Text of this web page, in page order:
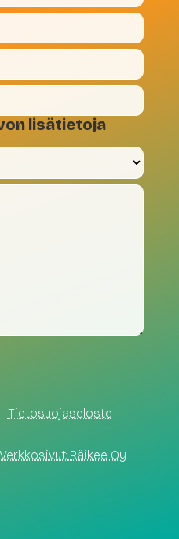
lisätietoja
Tietosuojaseloste
Verkkosivut: Räikee Oy